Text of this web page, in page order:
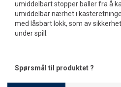
umiddelbart stopper baller fra å
umiddelbar nærhet i
med låsbart lokk, som av
under spill.
Spørsmål til produktet ?